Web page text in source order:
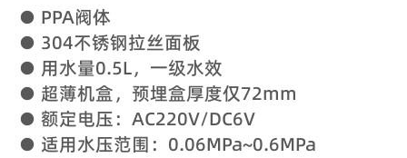
● PPA阀体
● 304不锈钢拉丝面板
● 用水量0.5L，一级水效
● 超薄机盒，预埋盒厚度仅72mm
● 额定电压：AC220V/DC6V
● 适用水压范围：0.06MPa~0.6MPa